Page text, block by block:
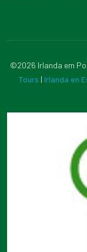
©2026 Irlanda em
Tours | Irlanda en